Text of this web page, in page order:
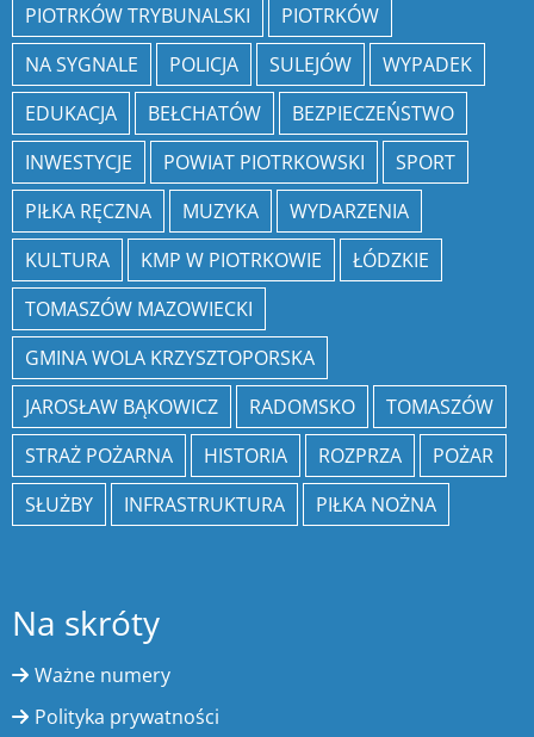
PIOTRKÓW TRYBUNALSKI
PIOTRKÓW
NA SYGNALE
POLICJA SULEJÓW
WYPADEK
EDUKACJA
BEŁCHATÓW
BEZPIECZEŃSTWO
INWESTYCJE
POWIAT PIOTRKOWSKI
SPORT
PIŁKA RĘCZNA
MUZYKA
WYDARZENIA
KULTURA
KMP W PIOTRKOWIE
ŁÓDZKIE
TOMASZÓW MAZOWIECKI
GMINA WOLA KRZYSZTOPORSKA
JAROSŁAW BĄKOWICZ
RADOMSKO
TOMASZÓW
STRAŻ POŻARNA
HISTORIA ROZPRZA
POŻAR
SŁUŻBY
INFRASTRUKTURA PIŁKA NOŻNA
Na skróty
Ważne numery
Polityka prywatności